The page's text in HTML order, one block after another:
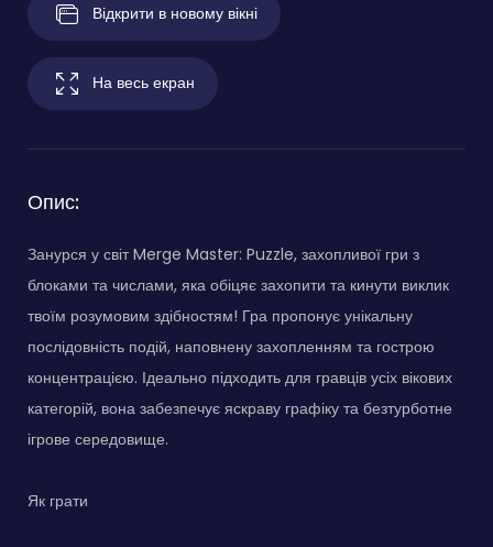
Відкрити в новому вікні
На весь екран
Опис:
Занурся у світ Merge Master: Puzzle, захопливої гри з
блоками та числами, яка обіцяє захопити та кинути виклик
твоїм розумовим здібностям! Гра пропонує унікальну
послідовність подій, наповнену захопленням та гострою
концентрацією. Ідеально підходить для гравців усіх вікових
категорій, вона забезпечує яскраву графіку та безтурботне
ігрове середовище.
Як грати